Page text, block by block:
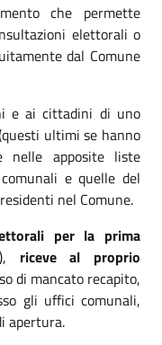
che permette
elettorali o
dal Comune
e ai cittadini di uno
ultimi se hanno
nelle apposite liste
e quelle del
nel Comune.
per la prima
riceve al proprio
di mancato recapito,
gli uffici comunali,
apertura.